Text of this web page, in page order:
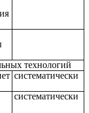
технологий
систематически
систематически